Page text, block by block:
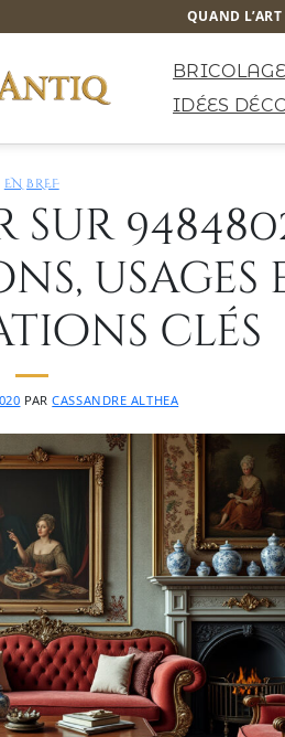
QUAND
IDÉES
EN BREF
usages
clés
PARCASSANDRE ALTHEA